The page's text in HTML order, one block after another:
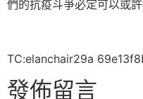
們的抗疫斗爭必定可以或
TC:elanchair29a
發佈留言